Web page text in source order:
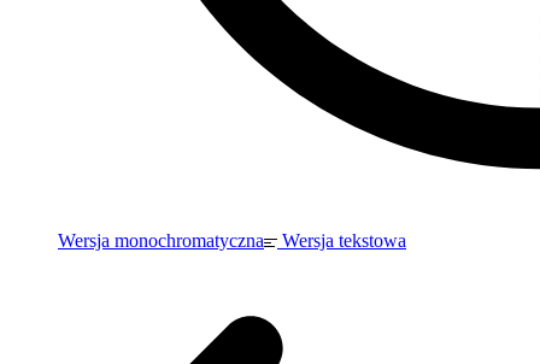
Wersja monochromatyczna Wersja tekstowa